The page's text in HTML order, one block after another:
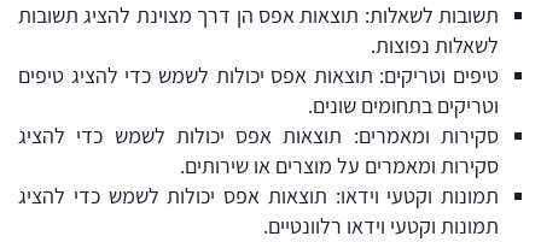
תשובות לשאלות: תוצאות אפס הן דרך מצוינת להציג תשובות
לשאלות נפוצות.
טיפים וטריקים: תוצאות אפס יכולות לשמש כדי להציג טיפים
וטריקים בתחומים שונים.
סקירות ומאמרים: תוצאות אפס יכולות לשמש כדי להציג
סקירות ומאמרים על מוצרים או שירותים.
תמונות וקטעי וידאו: תוצאות אפס יכולות לשמש כדי להציג
תמונות וקטעי וידאו רלוונטיים.